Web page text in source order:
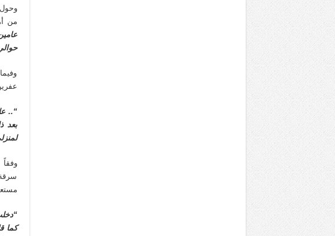
من
“..
بعد